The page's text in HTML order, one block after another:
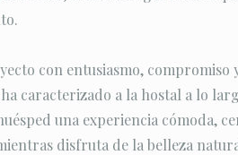
con entusiasmo, compromiso
caracterizado a la hostal a lo
una experiencia cómoda,
disfruta de la belleza